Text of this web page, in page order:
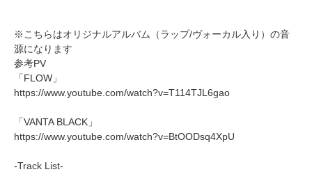
※こちらはオリジナルアルバム（ラップ/ヴォーカル入り）の音
源になります
参考PV
「FLOW」
https://www.youtube.com/watch?v=T114TJL6gao
「VANTA BLACK」
https://www.youtube.com/watch?v=BtOODsq4XpU
-Track List-